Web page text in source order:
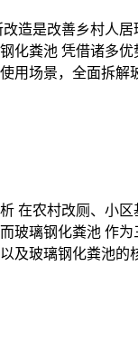
造是改善乡村人
化粪池 凭借诸多
用场景，全面拆
在农村改厕、小
玻璃钢化粪池 作
及玻璃钢化粪池